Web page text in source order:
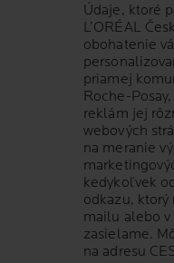
Údaje, ktoré
L’ORÉAL
obohatenie
priamej
Roche-
reklám jej
webových
na meranie
kedykoľvek
odkazu,
mailu alebo v
zasielame.
na adresu